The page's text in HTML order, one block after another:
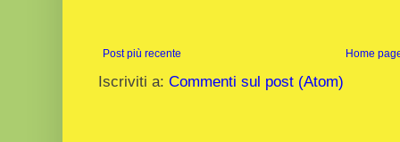
Post più recente Home
Iscriviti a: Commenti sul post (Atom)